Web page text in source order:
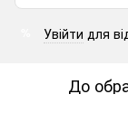
Увійти для
До